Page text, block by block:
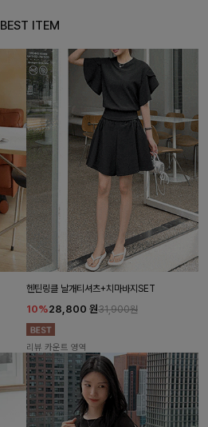
BEST ITEM
헨틴링클 날개티셔츠+치마바지SET
10%28,800 원31,900원
리뷰 카운트 영역